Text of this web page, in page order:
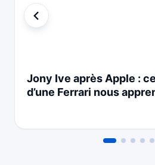
Jony Ive après Apple :
d’une Ferrari nous